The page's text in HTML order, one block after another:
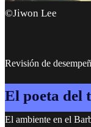
©Jiwon Lee
Revisión de
El poeta del
El ambiente en el